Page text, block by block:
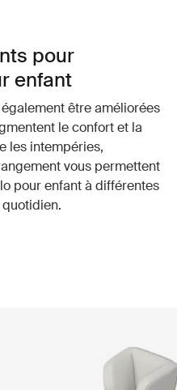
pour
enfant
être améliorées
le confort et la
les intempéries,
vous permettent
pour enfant à différentes